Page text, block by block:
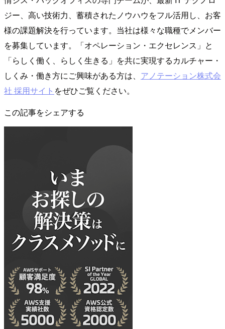
ジー、高い技術力、蓄積されたノウハウをフル活用し、お客
様の課題解決を行っています。当社は様々な職種でメンバー
を募集しています。「オペレーション・エクセレンス」と
「らしく働く、らしく生きる」を共に実現するカルチャー・
しくみ・働き方にご興味がある方は、 アノテーション株式会
社 採用サイト をぜひご覧ください。
この記事をシェアする